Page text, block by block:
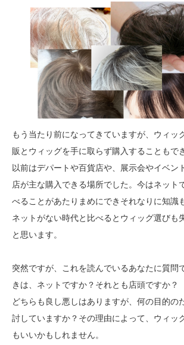
もう当たり前になってきていますが、ウィッ
販とウィッグを手に取らず購入することもで
以前はデパートや百貨店や、展示会やイベン
店が主な購入できる場所でした。今はネット
べることがあたりまめにできそれなりに知識
ネットがない時代と比べるとウィッグ選びも
と思います。
突然ですが、これを読んでいるあなたに質問
きは、ネットですか？それとも店頭ですか？
どちらも良し悪しはありますが、何の目的の
討していますか？その理由によって、ウィッ
もいいかもしれません。